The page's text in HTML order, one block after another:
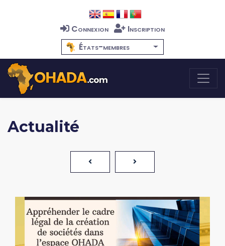
Connexion
Inscription
États-membres
Actualité